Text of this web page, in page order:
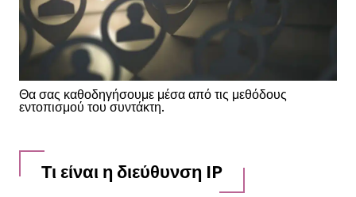
Θα σας καθοδηγήσουμε μέσα από τις μεθόδους
εντοπισμού του συντάκτη.
Τι είναι η διεύθυνση IP